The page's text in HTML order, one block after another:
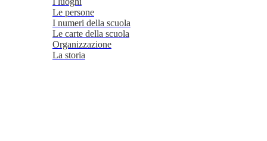
Le persone
I numeri della scuola
Le carte della scuola
Organizzazione
La storia